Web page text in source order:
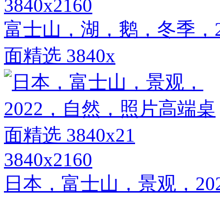
3840x2160
富士山，湖，鹅，冬季
面精选 3840x
3840x2160
日本，富士山，景观，